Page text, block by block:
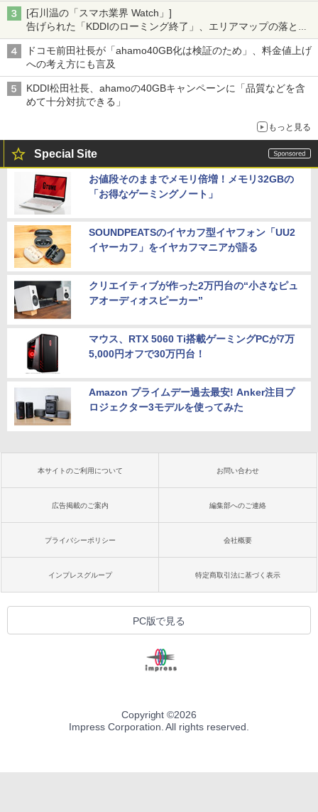
[石川温の「スマホ業界 Watch」]
告げられた「KDDIのローミング終了」、エリアマップの落とし
穴と楽天モバイルの課題
ドコモ前田社長が「ahamo40GB化は検証のため」、料金値上げ
への考え方にも言及
KDDI松田社長、ahamoの40GBキャンペーンに「品質などを含
めて十分対抗できる」
もっと見る
Special Site
お値段そのままでメモリ倍増！メモリ32GBの
「お得なゲーミングノート」
SOUNDPEATSのイヤカフ型イヤフォン「UU2
イヤーカフ」をイヤカフマニアが語る
クリエイティブが作った2万円台の“小さなピュ
アオーディオスピーカー”
マウス、RTX 5060 Ti搭載ゲーミングPCが7万
5,000円オフで30万円台！
Amazon プライムデー過去最安! Anker注目プ
ロジェクター3モデルを使ってみた
本サイトのご利用について お問い合わせ
広告掲載のご案内 編集部へのご連絡
プライバシーポリシー 会社概要
インプレスグループ 特定商取引法に基づく表示
PC版で見る
Copyright ©2026
Impress Corporation. All rights reserved.